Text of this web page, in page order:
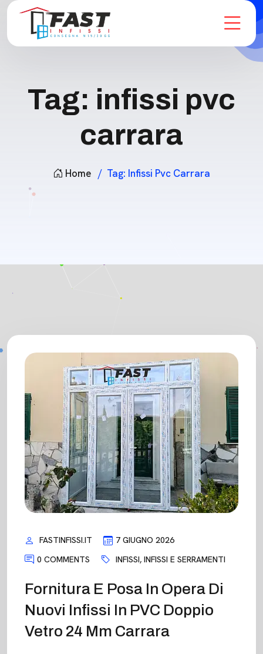
Tag: infissi pvc
carrara
Home Tag: Infissi Pvc Carrara
FASTINFISSI.IT
7 GIUGNO 2026
0 COMMENTS
INFISSI, INFISSI E SERRAMENTI
Fornitura E Posa In Opera Di
Nuovi Infissi In PVC Doppio
Vetro 24 Mm Carrara